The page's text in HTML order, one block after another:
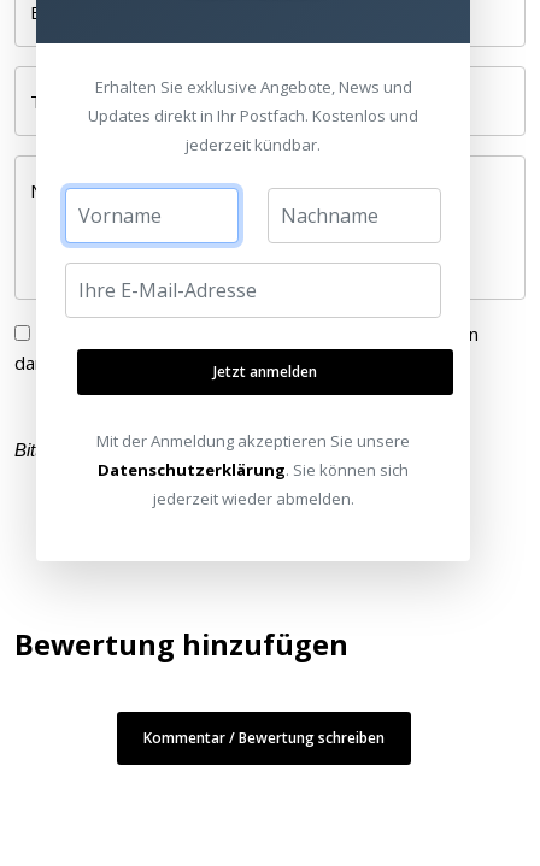
E-Mail *
Telefonnummer
Nachricht *
gelesen und bin
damit einverstanden.
Bitte füllen Sie alle Pflichtfelder (*) aus
Bewertung hinzufügen
Kommentar / Bewertung schreiben
Erhalten Sie exklusive Angebote, News und
Updates direkt in Ihr Postfach. Kostenlos und
jederzeit kündbar.
Jetzt anmelden
Mit der Anmeldung akzeptieren Sie unsere
Datenschutzerklärung. Sie können sich
jederzeit wieder abmelden.